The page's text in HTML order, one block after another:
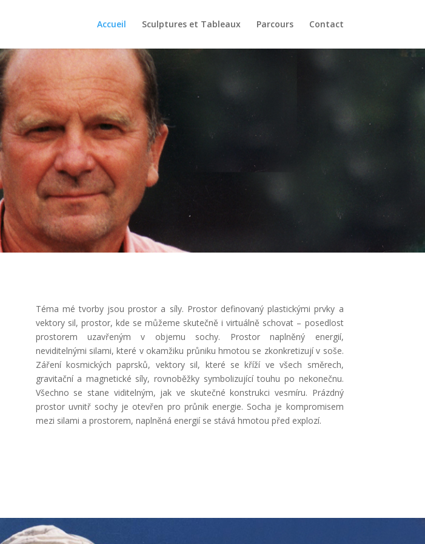
Accueil Sculptures et Tableaux Parcours Contact
Téma mé tvorby jsou prostor a síly. Prostor definovaný plastickými prvky a
vektory sil, prostor, kde se můžeme skutečně i virtuálně schovat – posedlost
prostorem uzavřeným v objemu sochy. Prostor naplněný energií,
neviditelnými silami, které v okamžiku průniku hmotou se zkonkretizují v soše.
Záření kosmických paprsků, vektory sil, které se kříží ve všech směrech,
gravitační a magnetické síly, rovnoběžky symbolizující touhu po nekonečnu.
Všechno se stane viditelným, jak ve skutečné konstrukci vesmíru. Prázdný
prostor uvnitř sochy je otevřen pro průnik energie. Socha je kompromisem
mezi silami a prostorem, naplněná energií se stává hmotou před explozí.